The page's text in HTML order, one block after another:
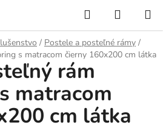
Hľadať
KOŠÍK
/ Postele a posteľné rámy /
s matracom čierny 160x200 cm látka
rám
matracom
cm látka